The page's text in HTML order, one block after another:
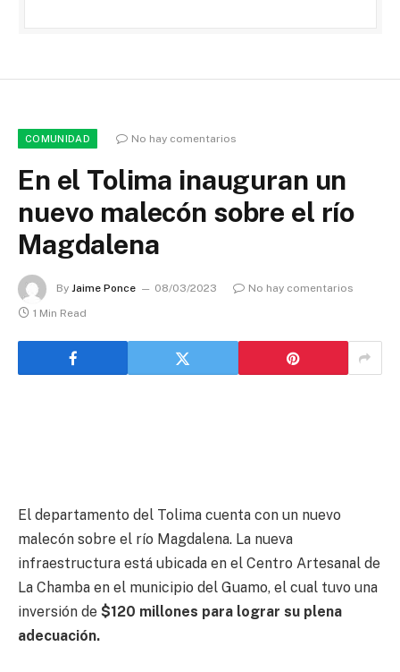
COMUNIDAD No hay comentarios
En el Tolima inauguran un
nuevo malecón sobre el río
Magdalena
By Jaime Ponce 08/03/2023
No hay comentarios
1 Min Read
El departamento del Tolima cuenta con un nuevo
malecón sobre el río Magdalena. La nueva
infraestructura está ubicada en el Centro Artesanal de
La Chamba en el municipio del Guamo, el cual tuvo una
inversión de $120 millones para lograr su plena
adecuación.